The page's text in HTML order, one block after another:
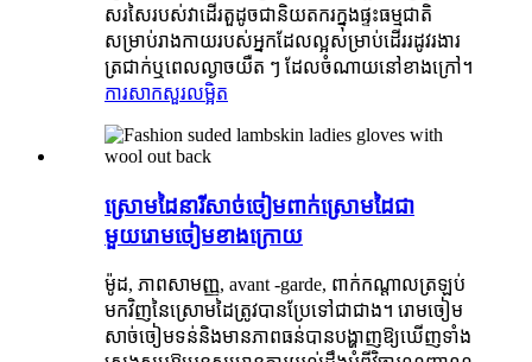
សរសៃរបស់វាដើរតួដូចជានិយតករក្នុងផ្ទះធម្មជាតិ
សម្រាប់រាងកាយរបស់អ្នកដែលល្អសម្រាប់ដើររដូវរងារ
ត្រជាក់ឬពេលល្ងាចយឺត ៗ ដែលចំណាយនៅខាងក្រៅ។
ការសាកសួរលម្អិត
ស្រោមដៃនារីសាច់ចៀមពាក់ស្រោមដៃជា
មួយរោមចៀមខាងក្រោយ
ម៉ូដ, ភាពសាមញ្ញ, avant -garde, ពាក់កណ្តាលត្រឡប់
មកវិញនៃស្រោមដៃត្រូវបានប្រែទៅជាជាង។ រោមចៀម
សាច់ចៀមទន់និងមានភាពធន់បានបង្ហាញឱ្យឃើញទាំង